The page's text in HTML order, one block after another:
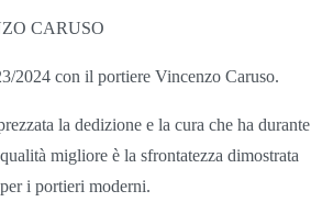
CARUSO
2024 con il portiere Vincenzo Caruso.
la dedizione e la cura che ha durante
migliore è la sfrontatezza dimostrata
i portieri moderni.